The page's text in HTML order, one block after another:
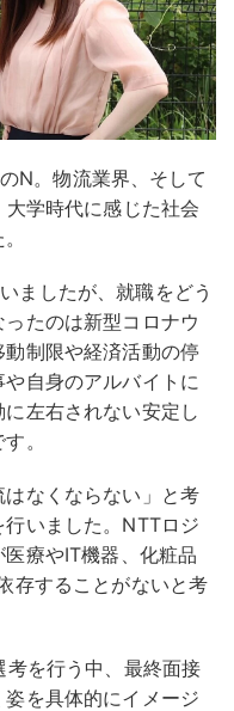
N。物流業界、そして
学時代に感じた社会
ましたが、就職をどう
たのは新型コロナウ
制限や経済活動の停
自身のアルバイトに
左右されない安定し
。
なくならない」と考
いました。NTTロジ
療やIT機器、化粧品
存することがないと考
考を行う中、最終面接
を具体的にイメージ